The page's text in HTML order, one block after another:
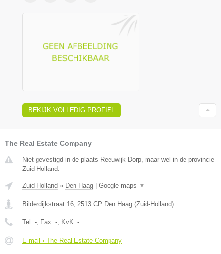
BEKIJK VOLLEDIG PROFIEL
The Real Estate Company
Niet gevestigd in de plaats Reeuwijk Dorp, maar wel in de provincie
Zuid-Holland.
Zuid-Holland » Den Haag | Google maps ▼
Bilderdijkstraat 16 2513 CP Den Haag (Zuid-Holland)
Tel: - , Fax: - , KvK: -
E-mail › The Real Estate Company